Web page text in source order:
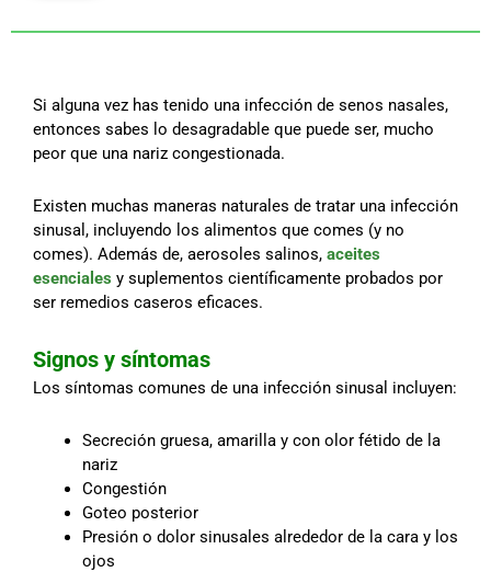
Si alguna vez has tenido una infección de senos nasales,
entonces sabes lo desagradable que puede ser, mucho
peor que una nariz congestionada.
Existen muchas maneras naturales de tratar una infección
sinusal, incluyendo los alimentos que comes (y no
comes). Además de, aerosoles salinos, aceites
esenciales y suplementos científicamente probados por
ser remedios caseros eficaces.
Signos y síntomas
Los síntomas comunes de una infección sinusal incluyen:
Secreción gruesa, amarilla y con olor fétido de la
nariz
Congestión
Goteo posterior
Presión o dolor sinusales alrededor de la cara y los
ojos